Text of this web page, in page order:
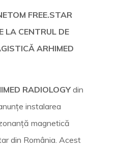
FREE.STAR
LA CENTRUL DE
ARHIMED
RADIOLOGYdin
instalarea
magnetică
din România. Acest